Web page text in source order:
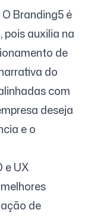
Branding5 é
pois auxilia na
de
do
com
deseja
e o
e UX
de